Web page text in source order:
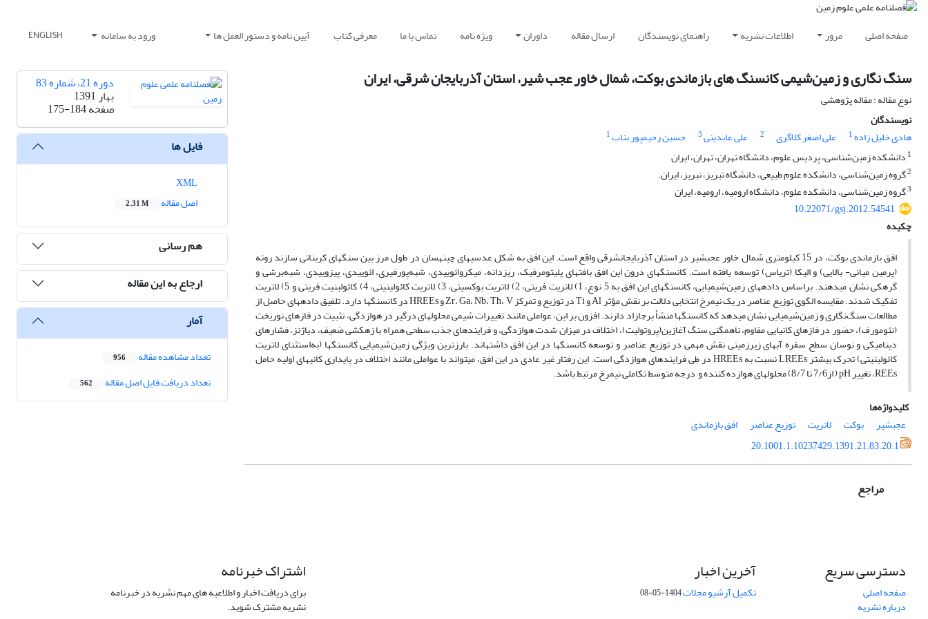
صفحه اصلی مرور اطلاعات نشریه راهنمای نویسندگان ارسال مقاله داوران ویژه نامه تماس با ما معرفی کتاب آیین نامه و دستور العمل ها ورود به سامانه ENGLISH
سنگ نگاری و زمین‌شیمی کانسنگ های بازماندی بوکت، شمال خاور عجب شیر، استان آذربایجان شرقی، ایران
نوع مقاله : مقاله پژوهشی
نویسندگان
هادی خلیل زاده1 علی اصغر کلاگری 2 علی عابدینی3 حسین رحیم‎پور بناب
1
1 دانشکده زمین‌شناسی، پردیس علوم، دانشگاه تهران، تهران، ایران
2گروه زمین‌شناسی، دانشکده علوم طبیعی، دانشگاه تبریز، تبریز، ایران.
3گروه زمین‌شناسی، دانشکده علوم، دانشگاه ارومیه، ارومیه، ایران
10.22071/gsj.2012.54541
چکیده
افق بازماندی بوکت، در 15 کیلومتری شمال خاور عجب­شیر در استان آذربایجان­شرقی واقع است. این افق به شکل عدسی­های چینه­سان در طول مرز بین سنگ­های کربناتی سازند روته
(پرمین میانی- بالایی) و الیکا (تریاس) توسعه یافته­ است. کانسنگ­های درون این افق بافت­های پلیتومرفیک، ریزدانه، میکروائوییدی، شبه‌پورفیری، ائوییدی، پیزوییدی، شبه‌برشی­ و
گرهکی نشان می­دهند. براساس داده­های زمین‌شیمیایی، کانسنگ­های این افق به 5 نوع، 1) لاتریت فریتی، 2) لاتریت بوکسیتی، 3) لاتریت کائولینیتی، 4) کائولینیت فریتی و 5) لاتریت
تفکیک شدند. مقایسه الگوی توزیع عناصر در یک نیمرخ انتخابی دلالت بر نقش مؤثر AlوTiدر توزیع و تمرکز Zr،Ga،Nb،Th، V وHREEs در کانسنگ­ها دارد. تلفیق داده­های حاصل از
مطالعات سنگ‌نگاری و زمین‌شیمیایی نشان می­دهد که کانسنگ­ها منشأ برجازاد دارند. افزون بر این، عواملی مانند تغییرات شیمی محلول­های درگیر در هوازدگی، تثبیت در فازهای نوریخت
(نئومورف)، حضور در فازهای کانیایی مقاوم، ناهمگنی سنگ آغازین(پروتولیت)، اختلاف در میزان شدت هوازدگی، و فرایندهای جذب سطحی همراه با زهکشی ضعیف، دیاژنز، فشارهای
دینامیکی و نوسان سطح سفره آب­های زیرزمینی نقش مهمی در توزیع عناصر و توسعه کانسنگ­ها در این افق داشته­اند. بارزترین ویژگی زمین‌شیمیایی کانسنگ­ها (به‌استثنای لاتریت
کائولینیتی) تحرک بیشتر LREEsنسبت به HREEsدر طی فرایندهای هوازدگی است. این رفتار غیر عادی در این افق، می­تواند با عواملی مانند اختلاف در پایداری کانی­های اولیه حامل
REEs، تغییرpH( از7/6 تا 8/7) محلول­های هوازده کننده و درجه متوسط تکاملی نیمرخ مرتبط باشد.
کلیدواژه‌ها
عجب‎شیر
بوکت لاتریت توزیع عناصر
افق بازماندی
20.1001.1.10237429.1391.21.83.20.1
مراجع
دوره 21، شماره 83
بهار 1391
صفحه175-184
فایل ها
اصل مقاله
2.31 M
هم رسانی
ارجاع به این مقاله
آمار
تعداد مشاهده مقاله 956
تعداد دریافت فایل اصل مقاله 562
دسترسی سریع
صفحه اصلی
درباره نشریه
آخرین اخبار
تکمیل آرشیو مجلات1404-05-08
اشتراک خبرنامه
برای دریافت اخبار و اطلاعیه های مهم نشریه در خبرنامه
نشریه مشترک شوید.